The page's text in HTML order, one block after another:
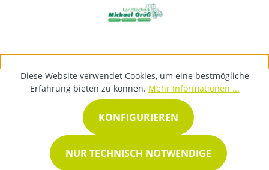
Diese Website verwendet Cookies, um eine bestmögliche
Erfahrung bieten zu können. Mehr Informationen ...
NUR TECHNISCH NOTWENDIGE
KONFIGURIEREN